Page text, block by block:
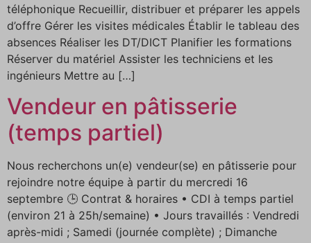
téléphonique Recueillir, distribuer et préparer les appels
d’offre Gérer les visites médicales Établir le tableau des
absences Réaliser les DT/DICT Planifier les formations
Réserver du matériel Assister les techniciens et les
ingénieurs Mettre au […]
Vendeur en pâtisserie
(temps partiel)
Nous recherchons un(e) vendeur(se) en pâtisserie pour
rejoindre notre équipe à partir du mercredi 16
septembre 🕒 Contrat & horaires • CDI à temps partiel
(environ 21 à 25h/semaine) • Jours travaillés : Vendredi
après-midi ; Samedi (journée complète) ; Dimanche